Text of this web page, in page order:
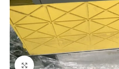
Click to enlarge